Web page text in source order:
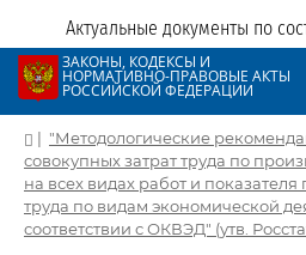
Актуальные документы по
ЗАКОНЫ, КОДЕКСЫ И
НОРМАТИВНО-ПРАВОВЫЕ АКТЫ
РОССИЙСКОЙ ФЕДЕРАЦИИ
| "Методологические
совокупных затрат труда по
на всех видах работ и
труда по видам экономической
соответствии с ОКВЭД" (утв.